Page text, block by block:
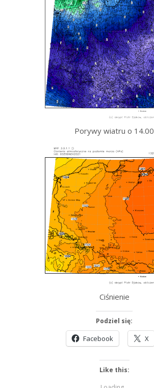
Porywy wiatru o 14.00
Ciśnienie
Podziel się:
Facebook X
Like this: